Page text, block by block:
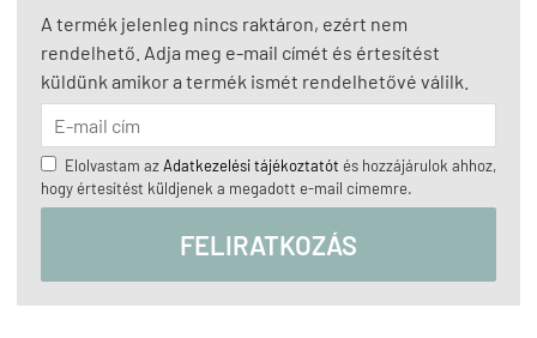
A termék jelenleg nincs raktáron, ezért nem
rendelhető. Adja meg e-mail címét és értesítést
küldünk amikor a termék ismét rendelhetővé válilk.
Elolvastam azAdatkezelési tájékoztatót és hozzájárulok ahhoz,
hogy értesítést küldjenek a megadott e-mail címemre.
FELIRATKOZÁS